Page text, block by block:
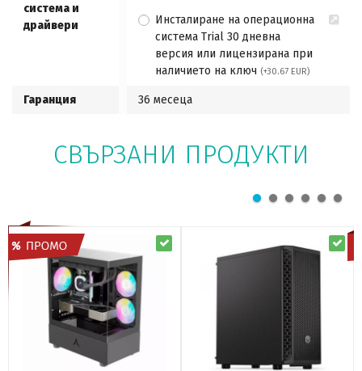
система и
драйвери
Инсталиране на операционна
система Trial 30 дневна
версия или лицензирана при
наличието на ключ (+30.67 EUR)
Гаранция 36 месеца
СВЪРЗАНИ ПРОДУКТИ